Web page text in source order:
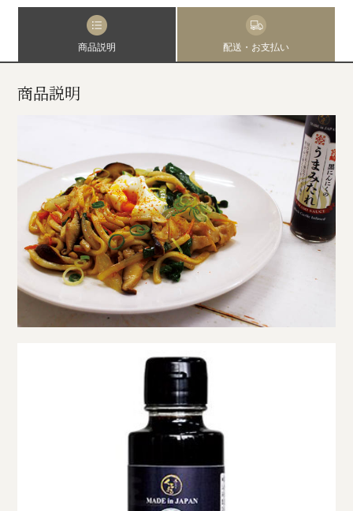
商品説明 配送・お支払い
商品説明